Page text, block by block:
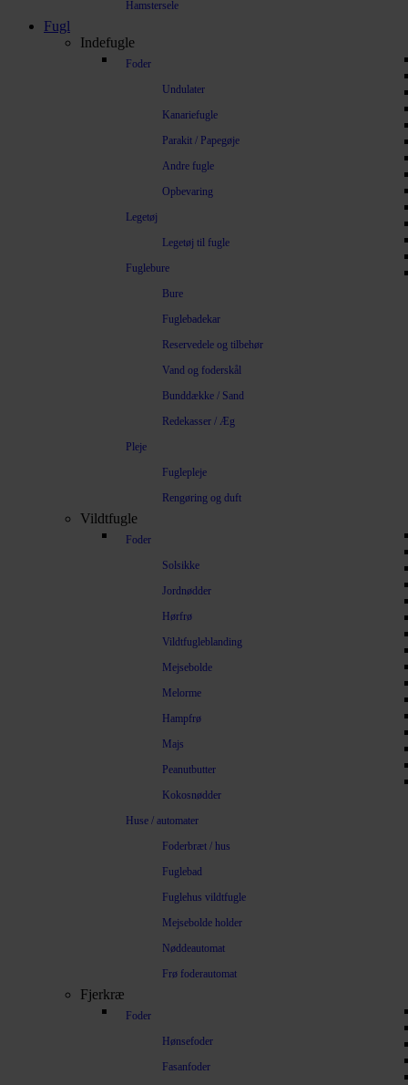
Hamstersele
Fugl
Indefugle
Foder
Undulater
Kanariefugle
Parakit / Papegøje
Andre fugle
Opbevaring
Legetøj
Legetøj til fugle
Fuglebure
Bure
Fuglebadekar
Reservedele og tilbehør
Vand og foderskål
Bunddække / Sand
Redekasser / Æg
Pleje
Fuglepleje
Rengøring og duft
Vildtfugle
Foder
Solsikke
Jordnødder
Hørfrø
Vildtfugleblanding
Mejsebolde
Melorme
Hampfrø
Majs
Peanutbutter
Kokosnødder
Huse / automater
Foderbræt / hus
Fuglebad
Fuglehus vildtfugle
Mejsebolde holder
Nøddeautomat
Frø foderautomat
Fjerkræ
Foder
Hønsefoder
Fasanfoder